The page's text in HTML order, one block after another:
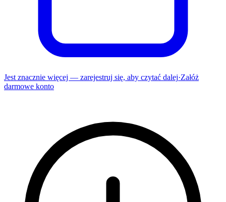
Jest znacznie więcej — zarejestruj się, aby czytać dalej·Załóż
darmowe konto